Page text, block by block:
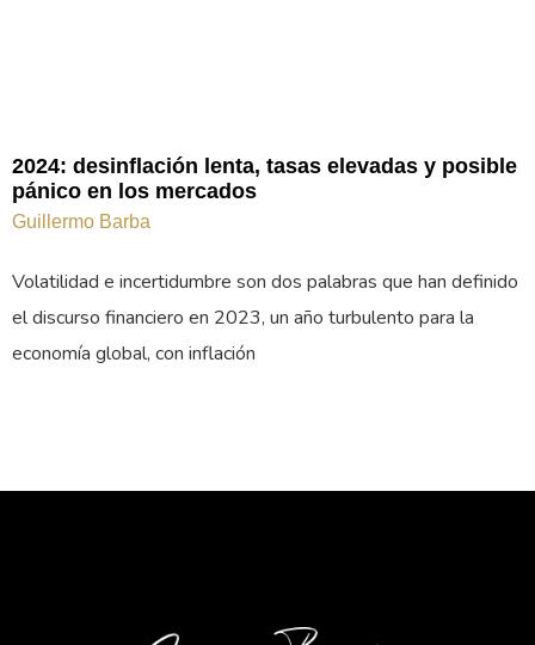
2024: desinflación lenta, tasas elevadas y posible
pánico en los mercados
Guillermo Barba
Volatilidad e incertidumbre son dos palabras que han definido
el discurso financiero en 2023, un año turbulento para la
economía global, con inflación